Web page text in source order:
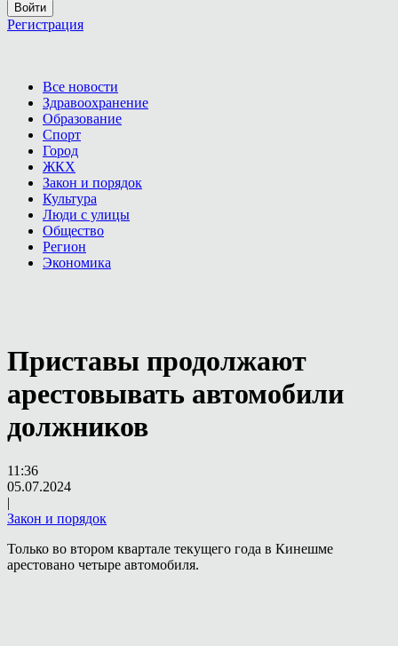
Войти
Регистрация
Все новости
Здравоохранение
Образование
Спорт
Город
ЖКХ
Закон и порядок
Культура
Люди с улицы
Общество
Регион
Экономика
Приставы продолжают
арестовывать автомобили
должников
11:36
05.07.2024
|
Закон и порядок
Только во втором квартале текущего года в Кинешме
арестовано четыре автомобиля.